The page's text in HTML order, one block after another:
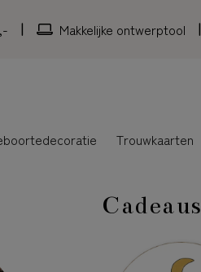
Makkelijke ontwerptool
Trouwkaarten
Cadeaus